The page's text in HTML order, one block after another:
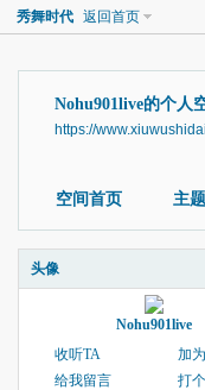
秀舞时代 返回首页
Nohu901live的个人
https://
空间首页 主题
头像
Nohu901live
收听TA
加
给我留言
打